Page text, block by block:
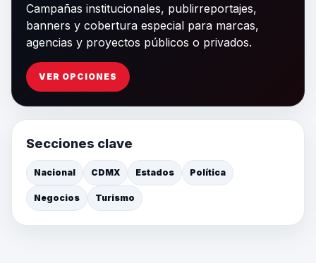
Campañas institucionales, publirreportajes,
banners y cobertura especial para marcas,
agencias y proyectos públicos o privados.
VER OPCIONES
Secciones clave
Nacional CDMX Estados Política
Negocios Turismo